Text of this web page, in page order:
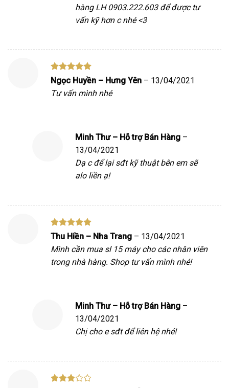
hàng LH 0903.222.603 để được tư
vấn kỹ hơn c nhé <3
Được xếp
hạng
sao
Ngọc Huyền – Hưng Yên – 13/04/2021
Tư vấn mình nhé
Minh Thư – Hỗ trợ Bán Hàng –
13/04/2021
Dạ c để lại sđt kỹ thuật bên em sẽ
alo liền ạ!
Được xếp
5
sao
Thu Hiền – Nha Trang – 13/04/2021
Mình cần mua sl 15 máy cho các nhân viên
trong nhà hàng. Shop tư vấn mình nhé!
Minh Thư – Hỗ trợ Bán Hàng –
13/04/2021
Chị cho e sđt để liên hệ nhé!